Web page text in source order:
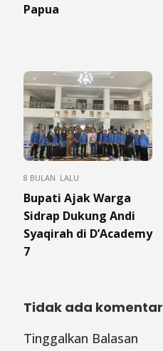
Papua
8 BULAN LALU
Bupati Ajak Warga
Sidrap Dukung Andi
Syaqirah di D’Academy
7
Tidak ada komentar
Tinggalkan Balasan